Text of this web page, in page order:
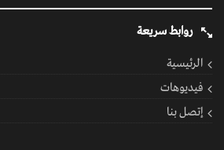
روابط سريعة
الرئيسية
فيديوهات
إتصل بنا